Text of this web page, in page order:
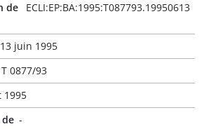
de
ECLI:EP:BA:1995:T087793.19950613
13 juin 1995
T 0877/93
1995
-